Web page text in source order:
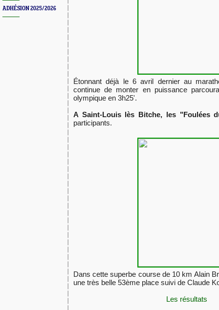
ADHÉSION 2025/2026
Étonnant déjà le 6 avril dernier au
continue de monter en puissance
olympique en 3h25'.
A Saint-Louislès Bitche, les "Foulées
participants.
Dans cette superbe course de 10 km Alain
une très belle 53ème place suivi de Claude
Les résultats